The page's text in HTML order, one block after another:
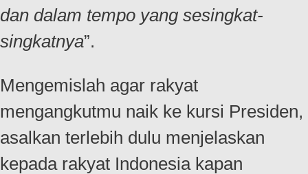
dan dalam tempo yang sesingkat-
singkatnya”.
Mengemislah agar rakyat
mengangkutmu naik ke kursi Presiden,
asalkan terlebih dulu menjelaskan
kepada rakyat Indonesia kapan